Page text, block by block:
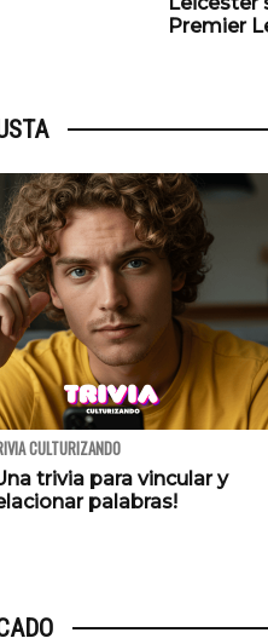
Premier
CULTURIZANDO
trivia para vincular y
palabras!